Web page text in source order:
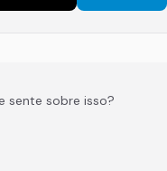
sente sobre isso?